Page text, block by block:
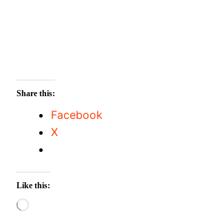
Share this:
Facebook
X
Like this:
Loading…